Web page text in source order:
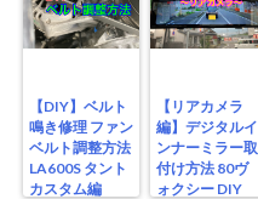
【DIY】ベルト
鳴き修理 ファン
ベルト調整方法
LA600S タント
カスタム編
【リアカメラ
編】デジタルイ
ンナーミラー取
付け方法 80ヴ
ォクシー DIY